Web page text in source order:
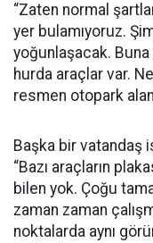
“Zaten normal
yer bulamıyoruz.
yoğunlaşacak. Buna
hurda araçlar var.
resmen otopark
Başka bir vatandaş
“Bazı araçların
bilen yok. Çoğu
zaman zaman
noktalarda aynı